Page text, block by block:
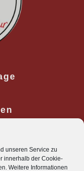
unseren Service zu
innerhalb der Cookie-
Weitere Informationen